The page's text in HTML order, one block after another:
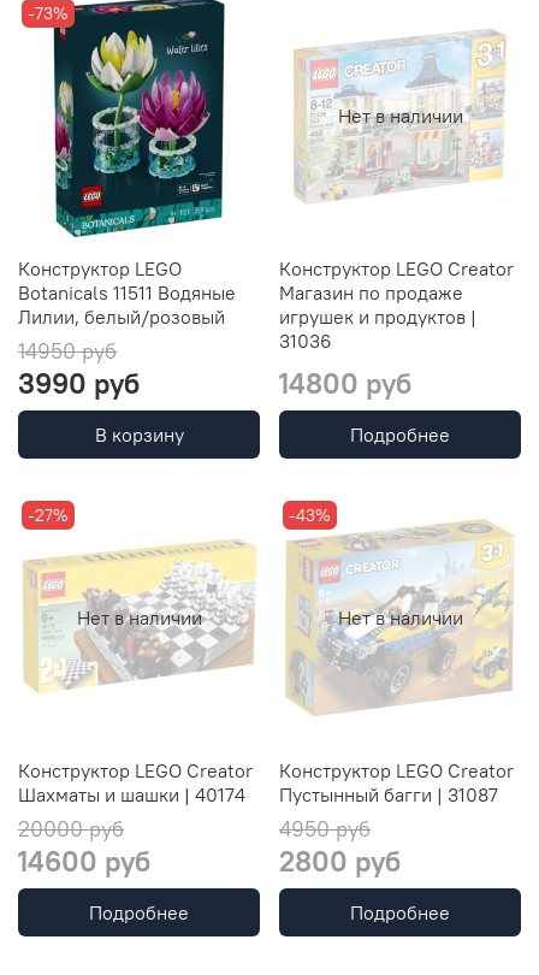
-73%
Конструктор LEGO
Botanicals 11511 Водяные
Лилии, белый/розовый
14950 руб
3990 руб
В корзину
Нет в наличии
Конструктор LEGO Creator
Магазин по продаже
игрушек и продуктов |
31036
14800 руб
Подробнее
Нет в наличии
-27%
Конструктор LEGO Creator
Шахматы и шашки | 40174
20000 руб
14600 руб
Подробнее
Нет в наличии
-43%
Конструктор LEGO Creator
Пустынный багги | 31087
4950 руб
2800 руб
Подробнее